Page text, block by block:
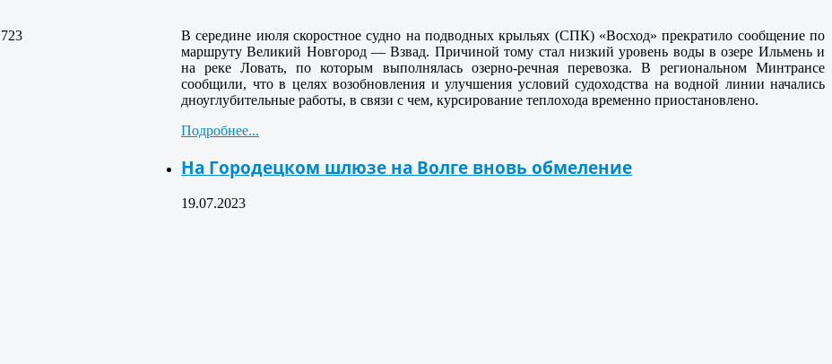
В середине июля скоростное судно на подводных крыльях (СПК) «Восход» прекратило сообщение по
маршруту Великий Новгород — Взвад. Причиной тому стал низкий уровень воды в озере Ильмень и
на реке Ловать, по которым выполнялась озерно-речная перевозка. В региональном Минтрансе
сообщили, что в целях возобновления и улучшения условий судоходства на водной линии начались
дноуглубительные работы, в связи с чем, курсирование теплохода временно приостановлено.
Подробнее...
На Городецком шлюзе на Волге вновь обмеление
19.07.2023